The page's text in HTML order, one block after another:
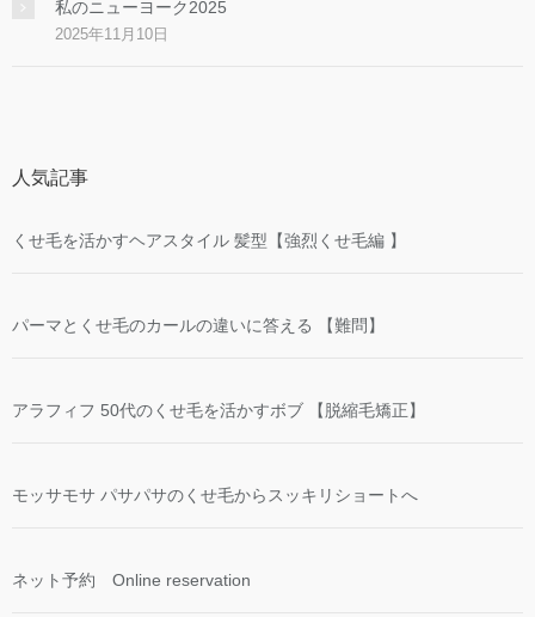
私のニューヨーク2025
2025年11月10日
人気記事
くせ毛を活かすヘアスタイル 髪型【強烈くせ毛編 】
パーマとくせ毛のカールの違いに答える 【難問】
アラフィフ 50代のくせ毛を活かすボブ 【脱縮毛矯正】
モッサモサ パサパサのくせ毛からスッキリショートへ
ネット予約 Online reservation